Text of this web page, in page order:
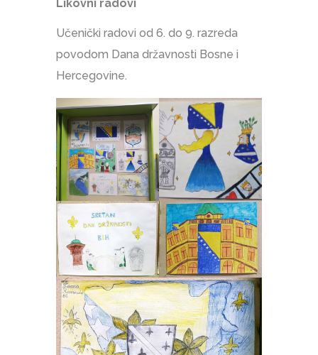
Likovni radovi
Učenički radovi od 6. do 9. razreda
povodom Dana državnosti Bosne i
Hercegovine.